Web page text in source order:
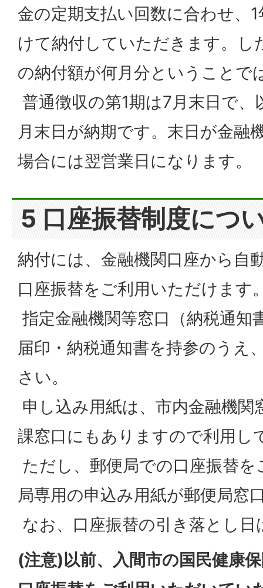
金の定期支払い回数に合わせ、
けて納付していただきます。し
の納付額が何月分ということで
普通徴収の第1期は7月末日で
月末日が納期です。末日が金融
場合には翌営業日になります。
5 口座振替制度につ
納付には、金融機関口座から自
口座振替をご利用いただけます
指定金融機関等窓口（納税通知
届印・納税通知書を持参のうえ
さい。
申し込み用紙は、市内金融機関
課窓口にもありますので利用し
ただし、郵便局での口座振替
局専用の申込み用紙が郵便局窓
なお、口座振替の引き落とし日
(注意)以前、入間市の国民健康